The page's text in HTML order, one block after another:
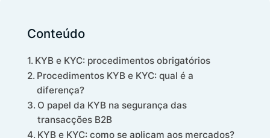
Conteúdo
KYB e KYC: procedimentos obrigatórios
Procedimentos KYB e KYC: qual é a
diferença?
O papel da KYB na segurança das
transacções B2B
KYB e KYC: como se aplicam aos mercados?